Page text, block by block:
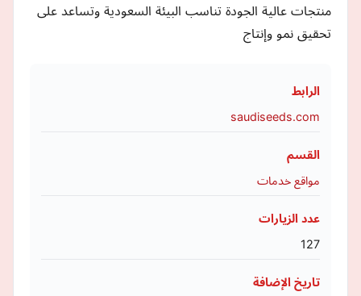
منتجات عالية الجودة تناسب البيئة السعودية وتساعد على
تحقيق نمو وإنتاج
الرابط
saudiseeds.com
القسم
مواقع خدمات
عدد الزيارات
127
تاريخ الإضافة